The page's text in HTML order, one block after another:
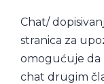
Chat/
stranica za
omogućuje da
chat drugim